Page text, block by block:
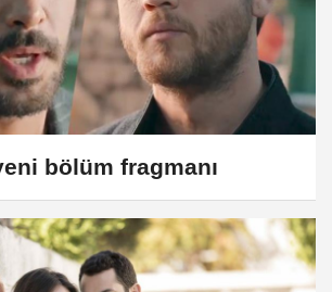
bölüm fragmanı